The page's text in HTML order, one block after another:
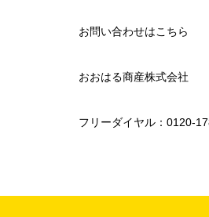
お問い合わせはこちら
おおはる商産株式会社
フリーダイヤル：0120-